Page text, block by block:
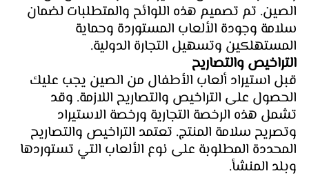
الصين. تم تصميم هذه اللوائح والمتطلبات لضمان
سلامة وجودة الألعاب المستوردة وحماية
المستهلكين وتسهيل التجارة الدولية.
التراخيص والتصاريح
قبل استيراد ألعاب الأطفال من الصين يجب عليك
الحصول على التراخيص والتصاريح اللازمة. وقد
تشمل هذه الرخصة التجارية ورخصة الاستيراد
وتصريح سلامة المنتج. تعتمد التراخيص والتصاريح
المحددة المطلوبة على نوع الألعاب التي تستوردها
وبلد المنشأ.